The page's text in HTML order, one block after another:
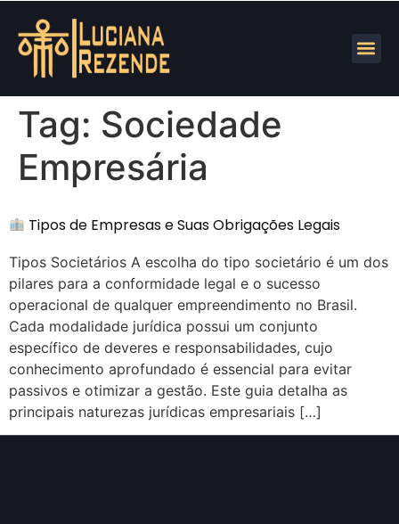
Tag: Sociedade
Empresária
Tipos de Empresas e Suas Obrigações Legais
Tipos Societários A escolha do tipo societário é um dos
pilares para a conformidade legal e o sucesso
operacional de qualquer empreendimento no Brasil.
Cada modalidade jurídica possui um conjunto
específico de deveres e responsabilidades, cujo
conhecimento aprofundado é essencial para evitar
passivos e otimizar a gestão. Este guia detalha as
principais naturezas jurídicas empresariais […]